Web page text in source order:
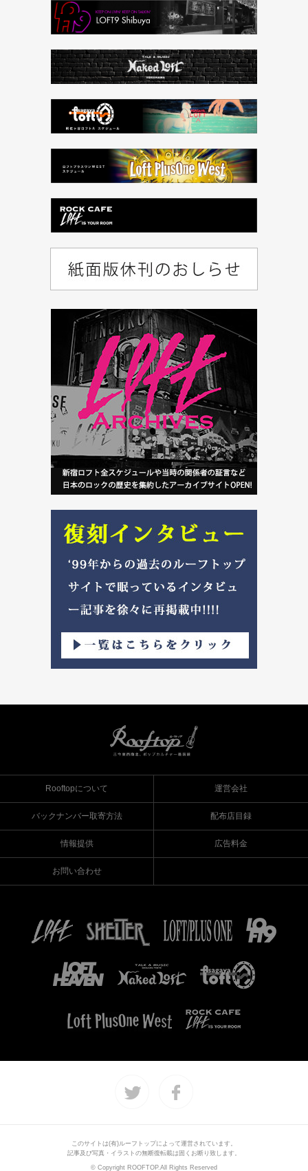
Rooftopについて 運営会社
バックナンバー取寄方法 配布店目録
情報提供 広告料金
お問い合わせ
このサイトは(有)ルーフトップによって運営されています。
記事及び写真・イラストの無断復転載は固くお断り致します。
© Copyright ROOFTOP.All Rights Reserved